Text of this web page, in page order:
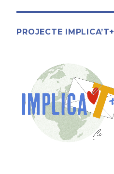
o
o
te
ix
PROJECTE IMPLICA’T+